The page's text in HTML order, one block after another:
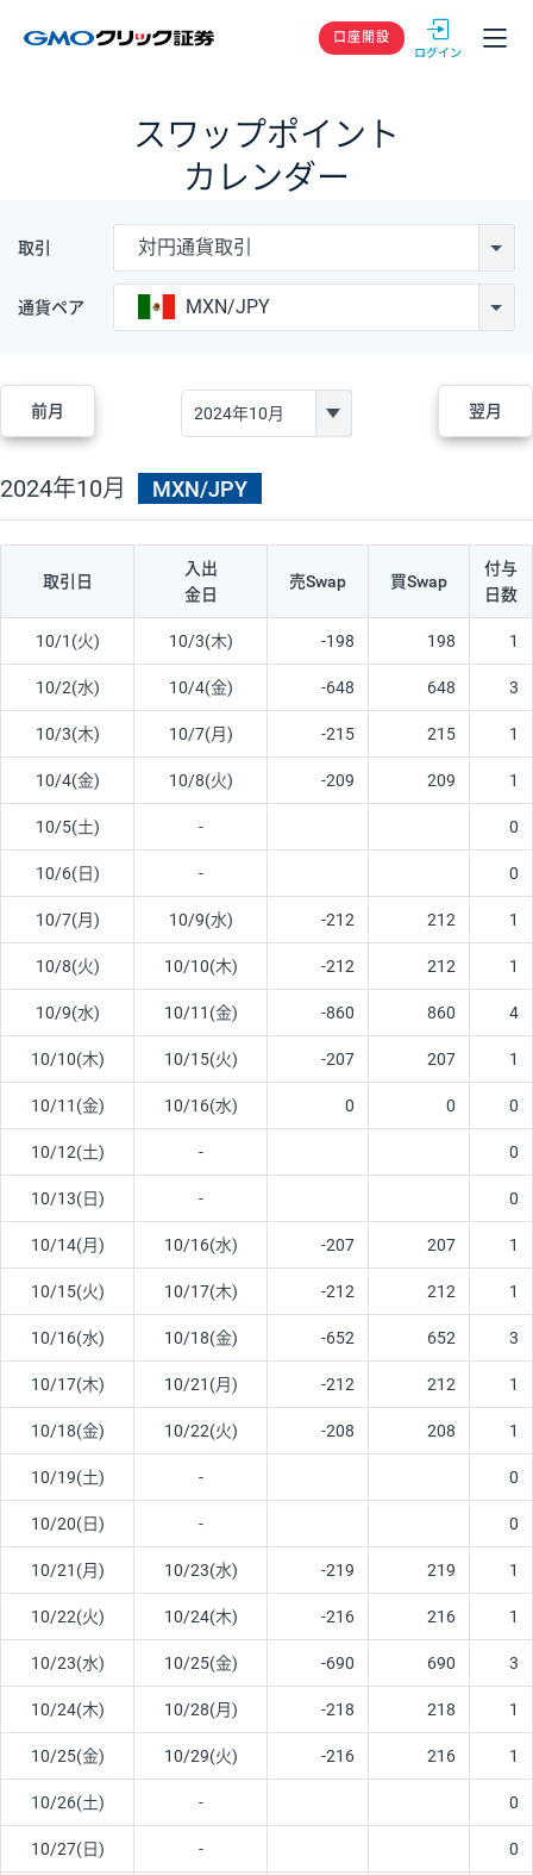
GMOクリック
口座開設
スワップポイント
カレンダー
取引 対円通貨取引
通貨ペア MXN/JPY
前月 翌月
2024年10月 MXN/JPY
取引日
入出
金日
売Swap 買Swap
付与
日数
10/1(火) 10/3(木) -198 198 1
10/2(水) 10/4(金) -648 648 3
10/3(木) 10/7(月) -215 215 1
10/4(金) 10/8(火) -209 209 1
10/5(土) - 0
10/6(日) - 0
10/7(月) 10/9(水) -212 212 1
10/8(火) 10/10(木) -212 212 1
10/9(水) 10/11(金) -860 860 4
10/10(木) 10/15(火) -207 207 1
10/11(金) 10/16(水) 0 0 0
10/12(土) - 0
10/13(日) - 0
10/14(月) 10/16(水) -207 207 1
10/15(火) 10/17(木) -212 212 1
10/16(水) 10/18(金) -652 652 3
10/17(木) 10/21(月) -212 212 1
10/18(金) 10/22(火) -208 208 1
10/19(土) - 0
10/20(日) - 0
10/21(月) 10/23(水) -219 219 1
10/22(火) 10/24(木) -216 216 1
10/23(水) 10/25(金) -690 690 3
10/24(木) 10/28(月) -218 218 1
10/25(金) 10/29(火) -216 216 1
10/26(土) - 0
10/27(日) - 0